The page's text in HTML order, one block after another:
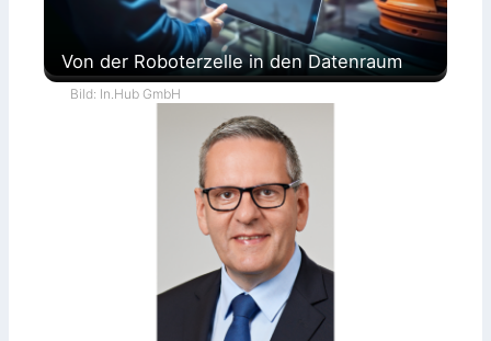
Von der Roboterzelle in den Datenraum
Bild: In.Hub GmbH